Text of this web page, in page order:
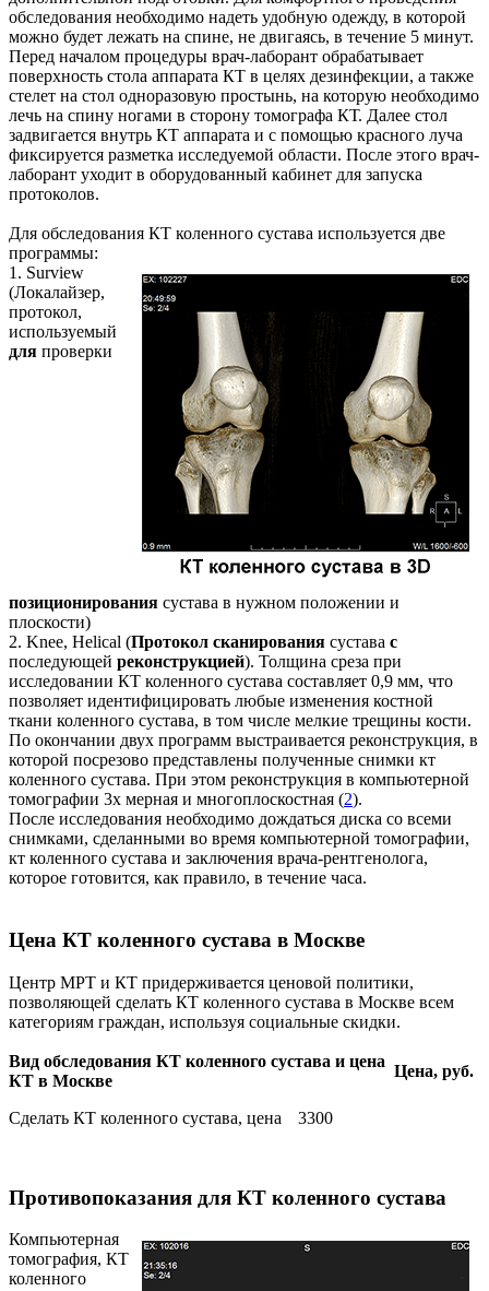
обследования необходимо надеть удобную одежду, в которой
можно будет лежать на спине, не двигаясь, в течение 5 минут.
Перед началом процедуры врач-лаборант обрабатывает
поверхность стола аппарата КТ в целях дезинфекции, а также
стелет на стол одноразовую простынь, на которую необходимо
лечь на спину ногами в сторону томографа КТ. Далее стол
задвигается внутрь КТ аппарата и с помощью красного луча
фиксируется разметка исследуемой области. После этого врач-
лаборант уходит в оборудованный кабинет для запуска
протоколов.
Для обследования КТ коленного сустава используется две
программы:
1. Surview
(Локалайзер,
протокол,
используемый
для проверки
позиционирования сустава в нужном положении и
плоскости)
2. Knee, Helical (Протокол сканирования сустава с
последующей реконструкцией). Толщина среза при
исследовании КТ коленного сустава составляет 0,9 мм, что
позволяет идентифицировать любые изменения костной
ткани коленного сустава, в том числе мелкие трещины кости.
По окончании двух программ выстраивается реконструкция, в
которой посрезово представлены полученные снимки кт
коленного сустава. При этом реконструкция в компьютерной
томографии 3х мерная и многоплоскостная (2).
После исследования необходимо дождаться диска со всеми
снимками, сделанными во время компьютерной томографии,
кт коленного сустава и заключения врача-рентгенолога,
которое готовится, как правило, в течение часа.
Цена КТ коленного сустава в Москве
Центр МРТ и КТ придерживается ценовой политики,
позволяющей сделать КТ коленного сустава в Москве всем
категориям граждан, используя социальные скидки.
Вид обследования КТ коленного сустава и цена
КТ в Москве
Цена, руб.
Сделать КТ коленного сустава, цена 3300
Противопоказания для КТ коленного сустава
Компьютерная
томография, КТ
коленного